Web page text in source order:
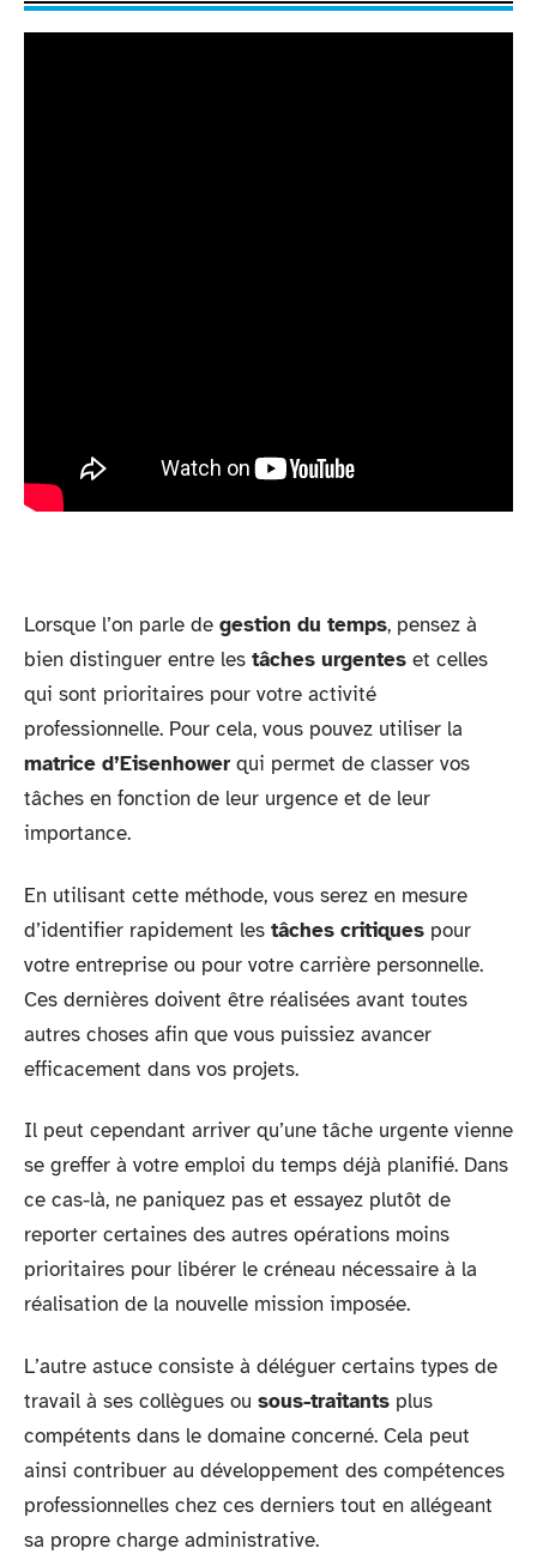
Lorsque l’on parle de gestion du temps, pensez à
bien distinguer entre les tâches urgentes et celles
qui sont prioritaires pour votre activité
professionnelle. Pour cela, vous pouvez utiliser la
matrice d’Eisenhower qui permet de classer vos
tâches en fonction de leur urgence et de leur
importance.
En utilisant cette méthode, vous serez en mesure
d’identifier rapidement les tâches critiques pour
votre entreprise ou pour votre carrière personnelle.
Ces dernières doivent être réalisées avant toutes
autres choses afin que vous puissiez avancer
efficacement dans vos projets.
Il peut cependant arriver qu’une tâche urgente vienne
se greffer à votre emploi du temps déjà planifié. Dans
ce cas-là, ne paniquez pas et essayez plutôt de
reporter certaines des autres opérations moins
prioritaires pour libérer le créneau nécessaire à la
réalisation de la nouvelle mission imposée.
L’autre astuce consiste à déléguer certains types de
travail à ses collègues ou sous-traitants plus
compétents dans le domaine concerné. Cela peut
ainsi contribuer au développement des compétences
professionnelles chez ces derniers tout en allégeant
sa propre charge administrative.